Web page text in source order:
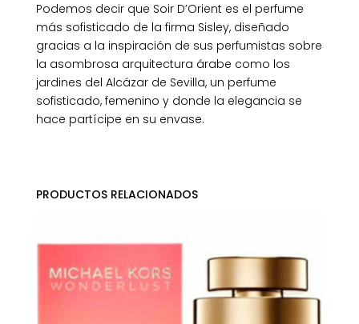
Podemos decir que Soir D’Orient es el perfume
más sofisticado de la firma Sisley, diseñado
gracias a la inspiración de sus perfumistas sobre
la asombrosa arquitectura árabe como los
jardines del Alcázar de Sevilla, un perfume
sofisticado, femenino y donde la elegancia se
hace partícipe en su envase.
PRODUCTOS RELACIONADOS